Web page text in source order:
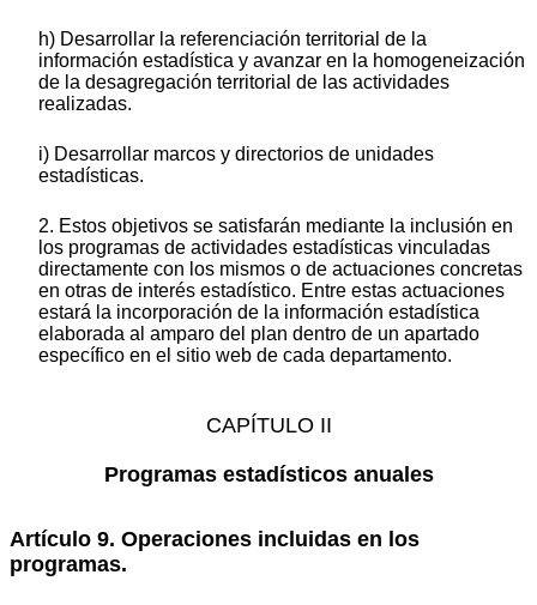
h) Desarrollar la referenciación territorial de la
información estadística y avanzar en la homogeneización
de la desagregación territorial de las actividades
realizadas.
i) Desarrollar marcos y directorios de unidades
estadísticas.
2. Estos objetivos se satisfarán mediante la inclusión en
los programas de actividades estadísticas vinculadas
directamente con los mismos o de actuaciones concretas
en otras de interés estadístico. Entre estas actuaciones
estará la incorporación de la información estadística
elaborada al amparo del plan dentro de un apartado
específico en el sitio web de cada departamento.
CAPÍTULO II
Programas estadísticos anuales
Artículo 9. Operaciones incluidas en los
programas.